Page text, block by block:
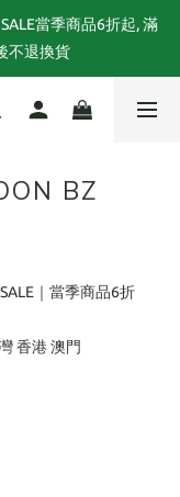
｜跨越經典與玩心的
當季商品6折起, 滿
不退換貨
｜跨越經典與玩心的
BZ
｜當季商品6折
香港 澳門